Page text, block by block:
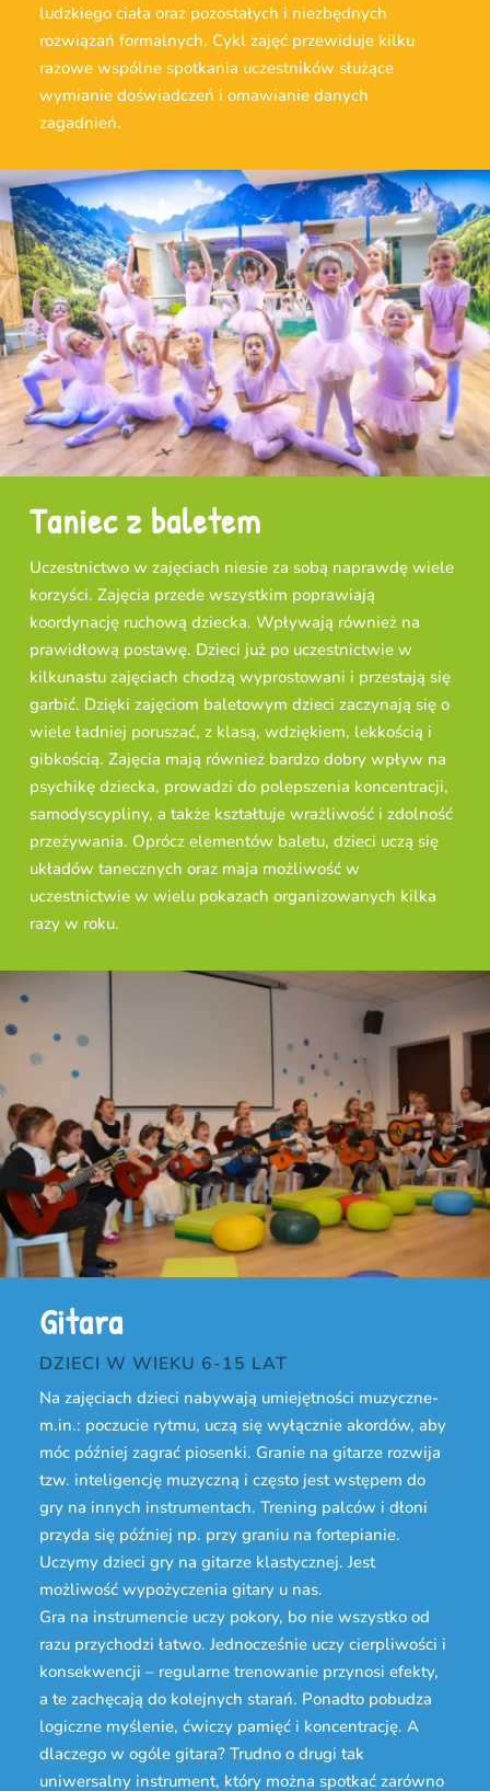
ludzkiego ciała oraz pozostałych i niezbędnych
rozwiązań formalnych. Cykl zajęć przewiduje kilku
razowe wspólne spotkania uczestników służące
wymianie doświadczeń i omawianie danych
zagadnień.
Taniec z baletem
Uczestnictwo w zajęciach niesie za sobą naprawdę wiele
korzyści. Zajęcia przede wszystkim poprawiają
koordynację ruchową dziecka. Wpływają również na
prawidłową postawę. Dzieci już po uczestnictwie w
kilkunastu zajęciach chodzą wyprostowani i przestają się
garbić. Dzięki zajęciom baletowym dzieci zaczynają się o
wiele ładniej poruszać, z klasą, wdziękiem, lekkością i
gibkością. Zajęcia mają również bardzo dobry wpływ na
psychikę dziecka, prowadzi do polepszenia koncentracji,
samodyscypliny, a także kształtuje wrażliwość i zdolność
przeżywania. Oprócz elementów baletu, dzieci uczą się
układów tanecznych oraz maja możliwość w
uczestnictwie w wielu pokazach organizowanych kilka
razy w roku.
Gitara
DZIECI W WIEKU 6-15 LAT
Na zajęciach dzieci nabywają umiejętności muzyczne-
m.in.: poczucie rytmu, uczą się wyłącznie akordów, aby
móc później zagrać piosenki. Granie na gitarze rozwija
tzw. inteligencję muzyczną i często jest wstępem do
gry na innych instrumentach. Trening palców i dłoni
przyda się później np. przy graniu na fortepianie.
Uczymy dzieci gry na gitarze klastycznej. Jest
możliwość wypożyczenia gitary u nas.
Gra na instrumencie uczy pokory, bo nie wszystko od
razu przychodzi łatwo. Jednocześnie uczy cierpliwości i
konsekwencji – regularne trenowanie przynosi efekty,
a te zachęcają do kolejnych starań. Ponadto pobudza
logiczne myślenie, ćwiczy pamięć i koncentrację. A
dlaczego w ogóle gitara? Trudno o drugi tak
uniwersalny instrument, który można spotkać zarówno